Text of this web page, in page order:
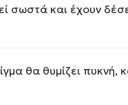
σωστά και έχουν
θα θυμίζει πυκνή,